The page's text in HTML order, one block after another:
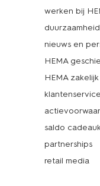
werken bij
duurzaamheid
nieuws en
HEMA
HEMA zakelijk
klantenservice
saldo
partnerships
retail media